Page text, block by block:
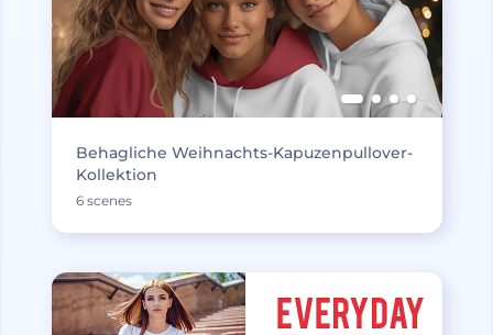
Behagliche Weihnachts-Kapuzenpullover-
Kollektion
6 scenes